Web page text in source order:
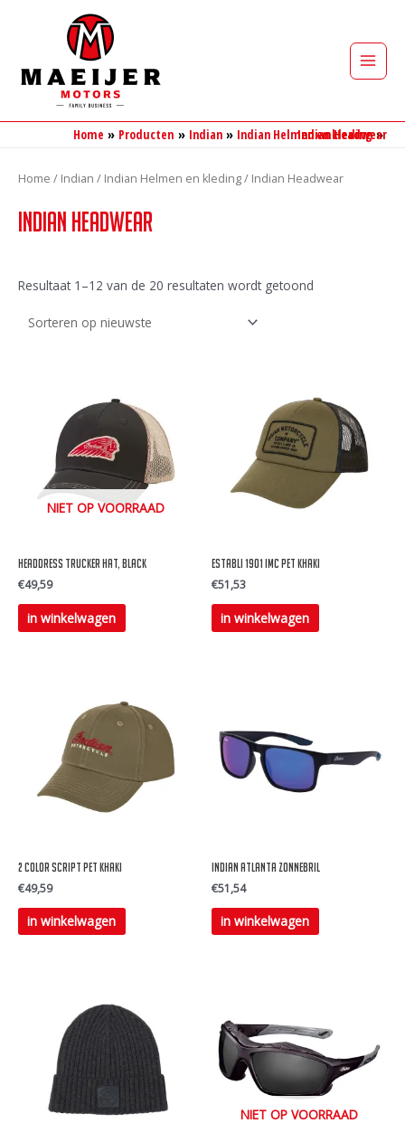
inhoud
Main
Home Producten Indian Indian Helmen en kleding
Indian Headwear
Home / Indian / Indian Helmen en kleding/ Indian Headwear
Indian Headwear
Resultaat 1–12 van de 20 resultaten wordt getoond
NIET OP VOORRAAD
Headdress Trucker Hat, Black
€49,59
in winkelwagen
Establi 1901 imc Pet Khaki
€51,53
in winkelwagen
2 Color Script Pet Khaki
€49,59
in winkelwagen
Indian Atlanta Zonnebril
€51,54
in winkelwagen
NIET OP VOORRAAD